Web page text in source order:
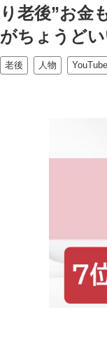
り老後”お金
がちょうど
老後 人物 YouTube